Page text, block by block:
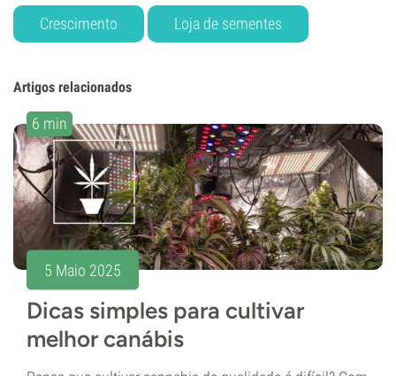
Crescimento Loja de sementes
Artigos relacionados
6 min
5 Maio 2025
Dicas simples para cultivar
melhor canábis